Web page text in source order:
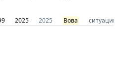
2025 2025 Вова ситуации